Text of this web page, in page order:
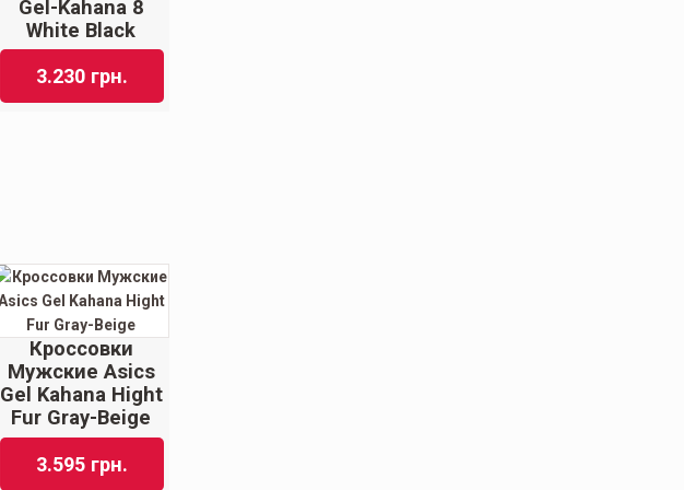
Gel-Kahana 8
White Black
3.230 грн.
Кроссовки
Мужские Asics
Gel Kahana Hight
Fur Gray-Beige
3.595 грн.